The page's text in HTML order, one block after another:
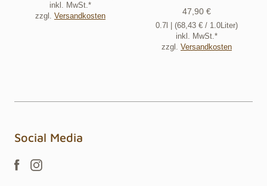
inkl. MwSt.*
zzgl. Versandkosten 47,90 €
0.7l | (68,43 € / 1.0Liter)
inkl. MwSt.*
zzgl. Versandkosten
Social Media